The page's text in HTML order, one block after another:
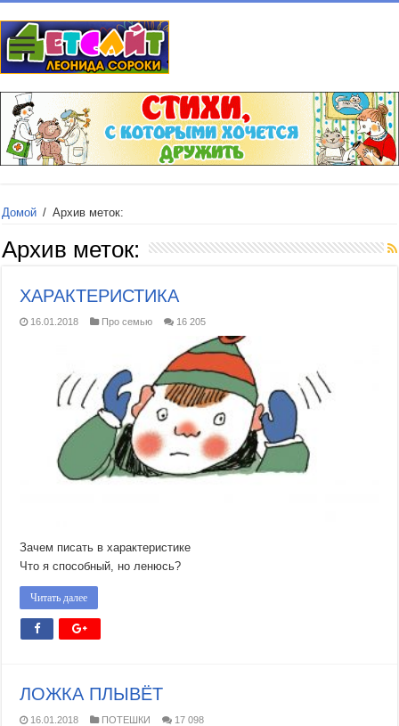
Домой / Архив меток:
Архив меток:
ХАРАКТЕРИСТИКА
16.01.2018 Про семью 16 205
Зачем писать в характеристике
Что я способный, но ленюсь?
Читать далее
ЛОЖКА ПЛЫВЁТ
16.01.2018 ПОТЕШКИ 17 098